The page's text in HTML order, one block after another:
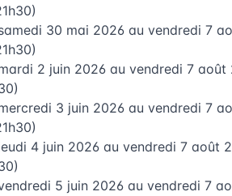
30 mai 2026auvendredi 7
2 juin 2026auvendredi 7 août
3 juin 2026auvendredi 7
4 juin 2026auvendredi 7 août
5 juin 2026auvendredi 7